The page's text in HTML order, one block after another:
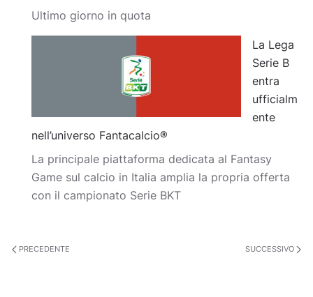
Ultimo giorno in quota
La Lega
Serie B
entra
ufficialm
ente
nell’universo Fantacalcio®
La principale piattaforma dedicata al Fantasy
Game sul calcio in Italia amplia la propria offerta
con il campionato Serie BKT
PRECEDENTE SUCCESSIVO